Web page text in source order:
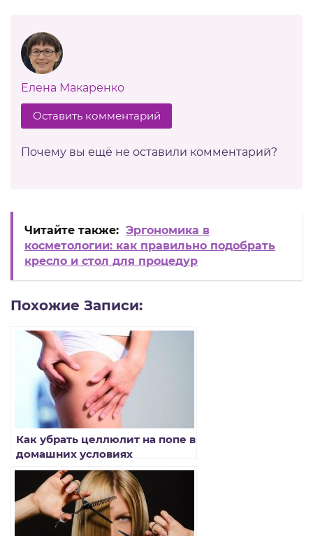
Елена Макаренко
Оставить комментарий
Почему вы ещё не оставили комментарий?
Читайте также: Эргономика в
косметологии: как правильно подобрать
кресло и стол для процедур
Похожие Записи:
Как убрать целлюлит на попе в
домашних условиях